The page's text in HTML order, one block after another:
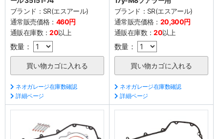
ブランド： SR(エスアール)
通常販売価格： 460円
通販在庫数：20以上
数量：
ネオガレージ在庫数確認
詳細ページ
ブランド： SR(エスアール)
通常販売価格： 20,300円
通販在庫数：20以上
数量：
ネオガレージ在庫数確認
詳細ページ